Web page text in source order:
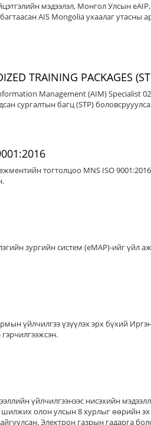
мэдээлэл, Монгол Улсын
AIS Mongolia ухаалаг утасны
TRAINING PACKAGES
Management (AIM) Specialist
сургалтын багц (STP)
тогтолцоо MNS ISO
зургийн систем (eMAP)-ийг үйл
үйлчилгээ үзүүлэх эрх бүхий
үйлчилгээнээс нисэхийн
олон улсын 8 хурлыг өөрийн
Электрон газрын гадарга